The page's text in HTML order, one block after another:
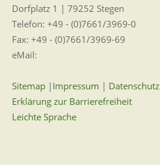
Dorfplatz 1 | 79252 Stegen
Telefon: +49 - (0)7661/3969-0
Fax: +49 - (0)7661/3969-69
eMail:
Sitemap | Impressum | Datenschutz
Erklärung zur Barrierefreiheit
Leichte Sprache